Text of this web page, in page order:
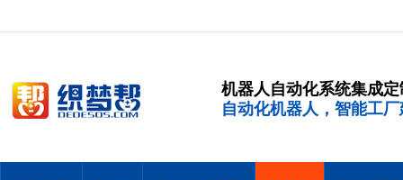
机器人自动化系统集成
自动化机器人，智能工